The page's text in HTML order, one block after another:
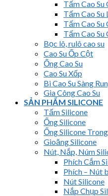
Tấm Cao Su
Tấm Cao Su
Tấm Cao Su
Tấm Cao
Bọc lô, rulô cao su
Cao Su Ốp Cột
Ống Cao Su
Cao Su Xốp
Bi Cao Su Sàng
Gia Công Cao Su
SẢN PHẨM SILICONE
Tấm Silicone
Ống Silicone
Ống Silicone
Gioăng Silicone
Nút, Nắp, Núm
Phích Cắm
Phích – Nút
Nút Silicone
Nắp Chụp